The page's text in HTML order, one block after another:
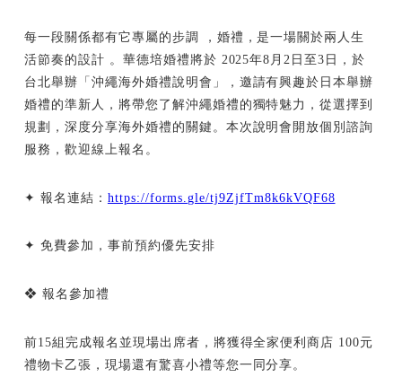
每一段關係都有它專屬的步調 ，婚禮，是一場關於兩人生
活節奏的設計 。華德培婚禮將於 2025年8月2日至3日，於
台北舉辦「沖繩海外婚禮說明會」，邀請有興趣於日本舉辦
婚禮的準新人，將帶您了解沖繩婚禮的獨特魅力，從選擇到
規劃，深度分享海外婚禮的關鍵。本次說明會開放個別諮詢
服務，歡迎線上報名。
✦ 報名連結： https://forms.gle/tj9ZjfTm8k6kVQF68
✦ 免費參加，事前預約優先安排
❖ 報名參加禮
前15組完成報名並現場出席者，將獲得全家便利商店 100元
禮物卡乙張，現場還有驚喜小禮等您一同分享。